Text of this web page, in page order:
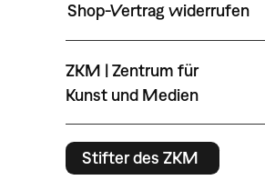
Shop-Vertrag widerrufen
ZKM | Zentrum für
Kunst und Medien
Stifter des ZKM